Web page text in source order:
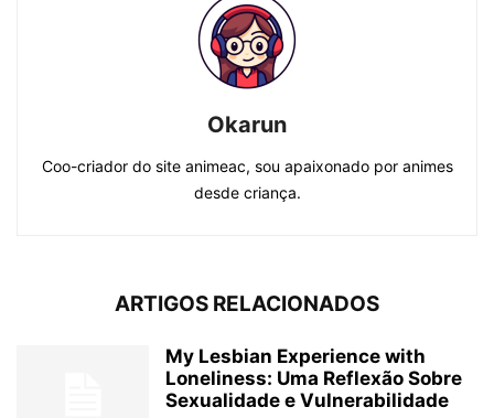
Okarun
Coo-criador do site animeac, sou apaixonado por animes
desde criança.
ARTIGOS RELACIONADOS
My Lesbian Experience with
Loneliness: Uma Reflexão Sobre
Sexualidade e Vulnerabilidade